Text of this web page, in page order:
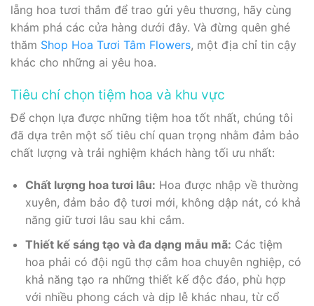
lẵng hoa tươi thắm để trao gửi yêu thương, hãy cùng
khám phá các cửa hàng dưới đây. Và đừng quên ghé
thăm Shop Hoa Tươi Tâm Flowers, một địa chỉ tin cậy
khác cho những ai yêu hoa.
Tiêu chí chọn tiệm hoa và khu vực
Để chọn lựa được những tiệm hoa tốt nhất, chúng tôi
đã dựa trên một số tiêu chí quan trọng nhằm đảm bảo
chất lượng và trải nghiệm khách hàng tối ưu nhất:
Chất lượng hoa tươi lâu: Hoa được nhập về thường
xuyên, đảm bảo độ tươi mới, không dập nát, có khả
năng giữ tươi lâu sau khi cắm.
Thiết kế sáng tạo và đa dạng mẫu mã: Các tiệm
hoa phải có đội ngũ thợ cắm hoa chuyên nghiệp, có
khả năng tạo ra những thiết kế độc đáo, phù hợp
với nhiều phong cách và dịp lễ khác nhau, từ cổ